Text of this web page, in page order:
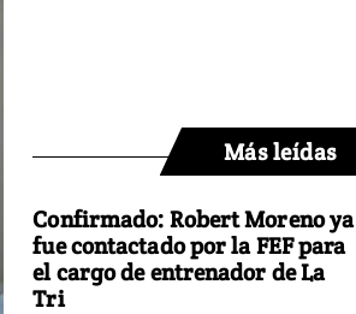
Más leídas
Confirmado: Robert Moreno ya
fue contactado por la FEF para
el cargo de entrenador de La
Tri